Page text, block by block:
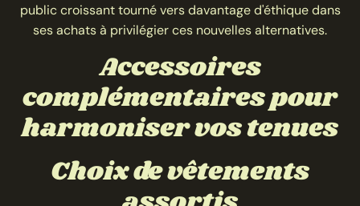
public croissant tourné vers davantage d'éthique dans
ses achats à privilégier ces nouvelles alternatives.
Accessoires
complémentaires pour
harmoniser vos tenues
Choix de vêtements